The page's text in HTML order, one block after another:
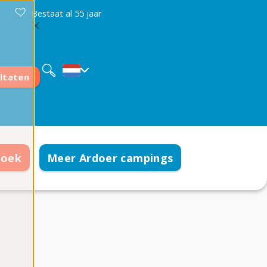
Bestaat al 55 jaar
Deutsch
Français
Meer Ardoer campings